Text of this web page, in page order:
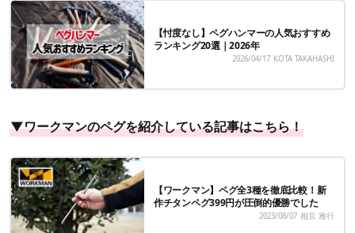
【忖度なし】ペグハンマーの人気おすすめ
ランキング20選｜2026年
2026/04/17 KOTA TAKAHASHI
▼ワークマンのペグを紹介している記事はこちら！
【ワークマン】ペグ全3種を徹底比較！新
作チタンペグ399円が圧倒的優勝でした
2023/08/07 相京 雅行